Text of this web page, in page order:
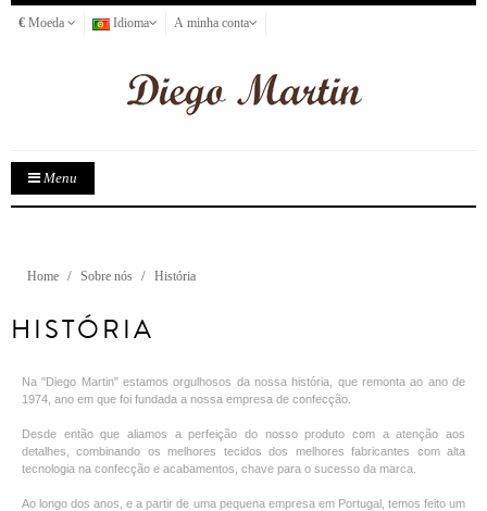
€ Moeda Idioma A minha conta
Menu
Home Sobre nós História
HISTÓRIA
Na "Diego Martin" estamos orgulhosos da nossa história, que remonta ao ano de
1974, ano em que foi fundada a nossa empresa de confecção.
Desde então que aliamos a perfeição do nosso produto com a atenção aos
detalhes, combinando os melhores tecidos dos melhores fabricantes com alta
tecnologia na confecção e acabamentos, chave para o sucesso da marca.
Ao longo dos anos, e a partir de uma pequena empresa em Portugal, temos feito um